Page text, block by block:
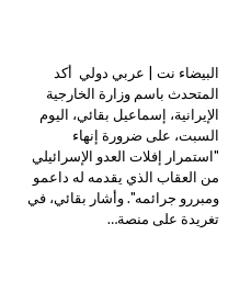
البيضاء نت | عربي دولي أكد
المتحدث باسم وزارة الخارجية
الإيرانية، إسماعيل بقائي، اليوم
السبت، على ضرورة إنهاء
"استمرار إفلات العدو الإسرائيلي
من العقاب الذي يقدمه له داعمو
ومبررو جرائمه". وأشار بقائي، في
تغريدة على منصة…